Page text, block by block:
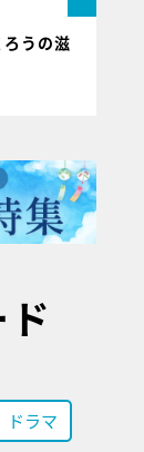
うの滋
ドラマ